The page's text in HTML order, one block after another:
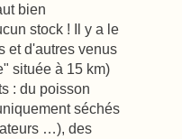
bien
stock ! Il y a le
et d'autres venus
située à 15 km)
: du poisson
séchés
…), des